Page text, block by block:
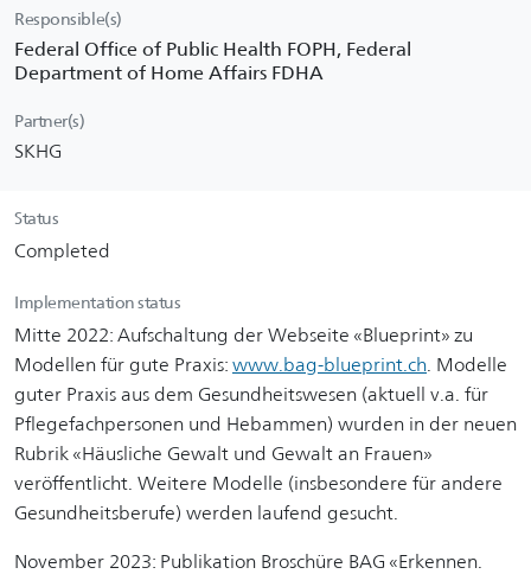
Responsible(s)
Federal Office of Public Health FOPH, Federal
Department of Home Affairs FDHA
Partner(s)
SKHG
Status
Completed
Implementation status
Mitte 2022: Aufschaltung der Webseite «Blueprint» zu
Modellen für gute Praxis: www.bag-blueprint.ch. Modelle
guter Praxis aus dem Gesundheitswesen (aktuell v.a. für
Pflegefachpersonen und Hebammen) wurden in der neuen
Rubrik «Häusliche Gewalt und Gewalt an Frauen»
veröffentlicht. Weitere Modelle (insbesondere für andere
Gesundheitsberufe) werden laufend gesucht.
November 2023: Publikation Broschüre BAG «Erkennen.